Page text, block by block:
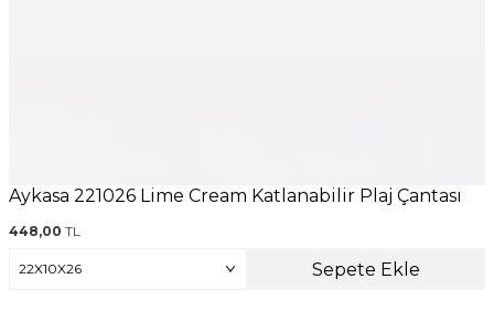
Aykasa 221026 Lime Cream Katlanabilir Plaj Çantası
448,00 TL
Sepete Ekle